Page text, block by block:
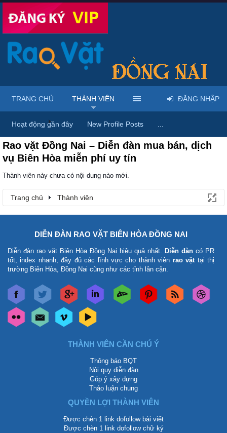
Trang chủ Thành viên
Rao vặt Đồng Nai – Diễn đàn mua bán, dịch
vụ Biên Hòa miễn phí uy tín
Thành viên này chưa có nội dung nào mới.
Trang chủ Thành viên
TRANG CHỦ THÀNH VIÊN
Hoạt động gần đây New Profile Posts
ĐĂNG NHẬP
DIỄN ĐÀN RAO VẶT BIÊN HÒA ĐỒNG NAI
Diễn đàn rao vặt Biên Hòa Đồng Nai hiệu quả nhất. Diễn đàn có PR
tốt, index nhanh, đầy đủ các lĩnh vực cho thành viên rao vặttại thị
trường Biên Hòa, Đồng Nai cũng như các tỉnh lân cận.
THÀNH VIÊN CẦN CHÚ Ý
Thông báo BQT
Nội quy diễn đàn
Góp ý xây dựng
Thảo luận chung
QUYỀN LỢI THÀNH VIÊN
Được chèn 1 link dofollow bài viết
Được chèn 1 link dofollow chữ ký